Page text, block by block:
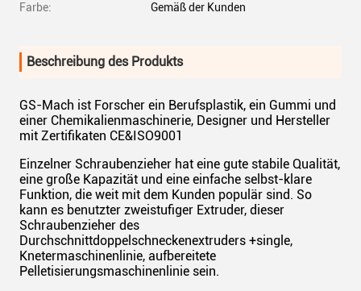
Farbe: Gemäß der Kunden
Beschreibung des Produkts
GS-Mach ist Forscher ein Berufsplastik, ein Gummi und
einer Chemikalienmaschinerie, Designer und Hersteller
mit Zertifikaten CE&ISO9001
Einzelner Schraubenzieher hat eine gute stabile Qualität,
eine große Kapazität und eine einfache selbst-klare
Funktion, die weit mit dem Kunden populär sind. So
kann es benutzter zweistufiger Extruder, dieser
Schraubenzieher des
Durchschnittdoppelschneckenextruders +single,
Knetermaschinenlinie, aufbereitete
Pelletisierungsmaschinenlinie sein.